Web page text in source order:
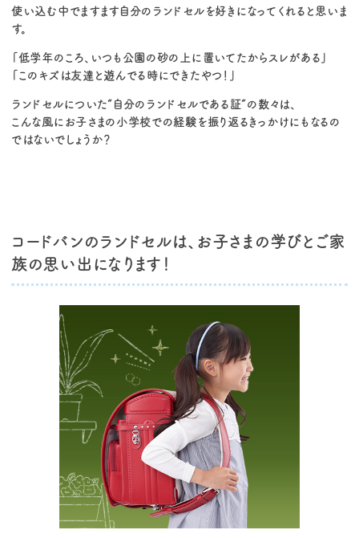
使い込む中でますます自分のランドセルを好きになってくれると思いま
す。
「低学年のころ、いつも公園の砂の上に置いてたからスレがある」
「このキズは友達と遊んでる時にできたやつ！」
ランドセルについた“自分のランドセルである証”の数々は、
こんな風にお子さまの小学校での経験を振り返るきっかけにもなるの
ではないでしょうか？
コードバンのランドセルは、お子さまの学びとご家
族の思い出になります！